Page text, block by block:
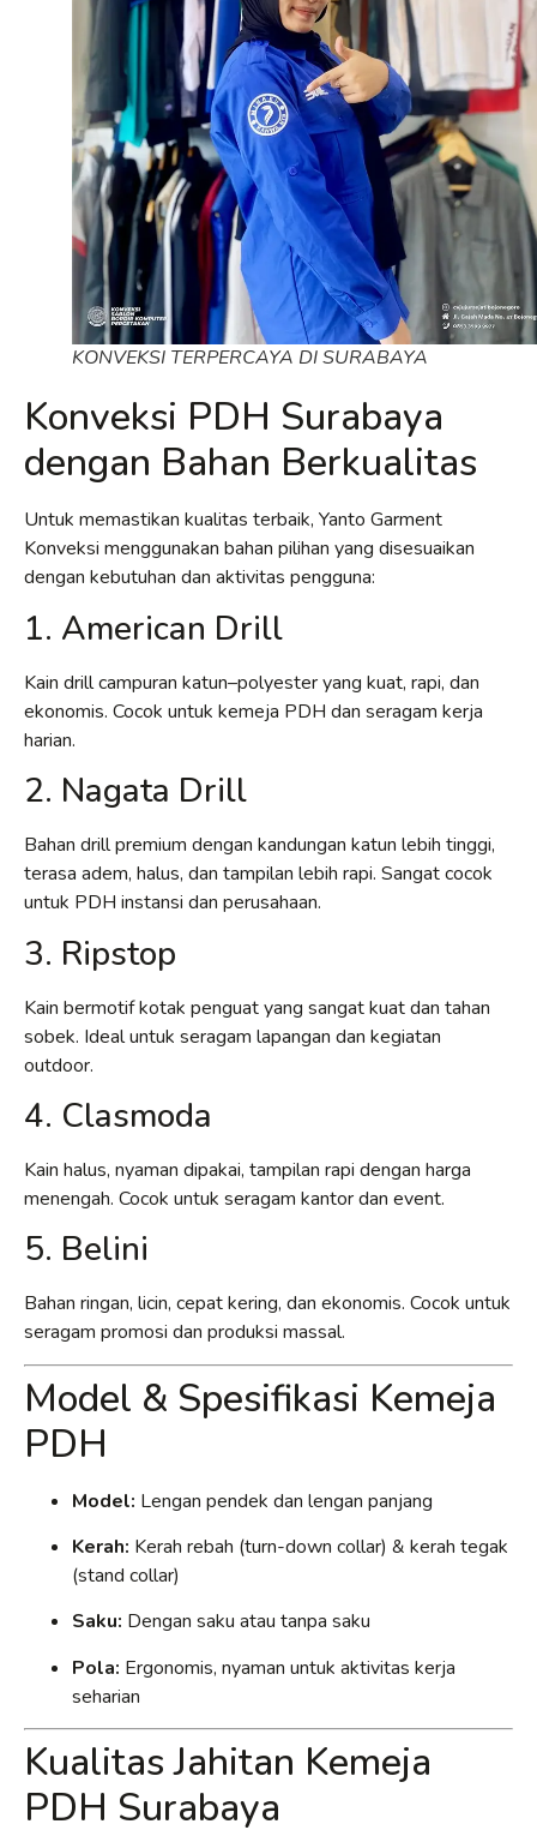
KONVEKSI TERPERCAYA DI SURABAYA
Konveksi PDH Surabaya
dengan Bahan Berkualitas
Untuk memastikan kualitas terbaik, Yanto Garment
Konveksi menggunakan bahan pilihan yang disesuaikan
dengan kebutuhan dan aktivitas pengguna:
1. American Drill
Kain drill campuran katun–polyester yang kuat, rapi, dan
ekonomis. Cocok untuk kemeja PDH dan seragam kerja
harian.
2. Nagata Drill
Bahan drill premium dengan kandungan katun lebih tinggi,
terasa adem, halus, dan tampilan lebih rapi. Sangat cocok
untuk PDH instansi dan perusahaan.
3. Ripstop
Kain bermotif kotak penguat yang sangat kuat dan tahan
sobek. Ideal untuk seragam lapangan dan kegiatan
outdoor.
4. Clasmoda
Kain halus, nyaman dipakai, tampilan rapi dengan harga
menengah. Cocok untuk seragam kantor dan event.
5. Belini
Bahan ringan, licin, cepat kering, dan ekonomis. Cocok untuk
seragam promosi dan produksi massal.
Model & Spesifikasi Kemeja
PDH
Model: Lengan pendek dan lengan panjang
Kerah: Kerah rebah (turn-down collar) & kerah tegak
(stand collar)
Saku: Dengan saku atau tanpa saku
Pola: Ergonomis, nyaman untuk aktivitas kerja
seharian
Kualitas Jahitan Kemeja
PDH Surabaya